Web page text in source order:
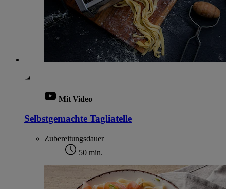
Mit Video
Selbstgemachte Tagliatelle
Zubereitungsdauer
50 min.